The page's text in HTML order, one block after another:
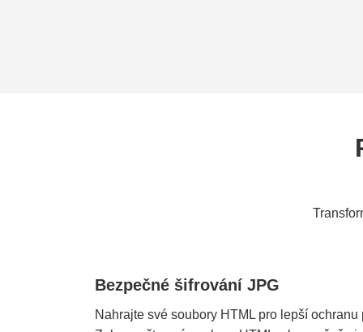
Bezpečné šifrování JPG
Nahrajte své soubory HTML pro lepší